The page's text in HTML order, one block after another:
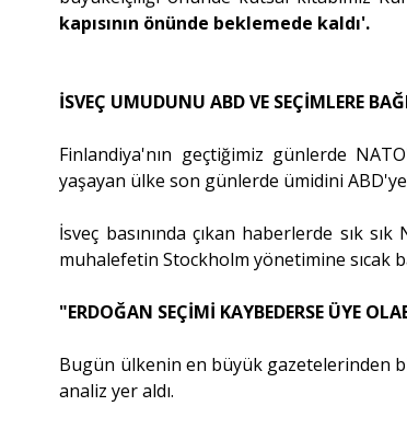
kapısının önünde beklemede kaldı'.
İSVEÇ UMUDUNU ABD VE SEÇİMLERE
Finlandiya'nın geçtiğimiz günlerde
yaşayan ülke son günlerde ümidini
İsveç basınında çıkan haberlerde sık
muhalefetin Stockholm yönetimine sıcak
"ERDOĞAN SEÇİMİ KAYBEDERSE ÜYE
Bugün ülkenin en büyük gazetelerinden
analiz yer aldı.